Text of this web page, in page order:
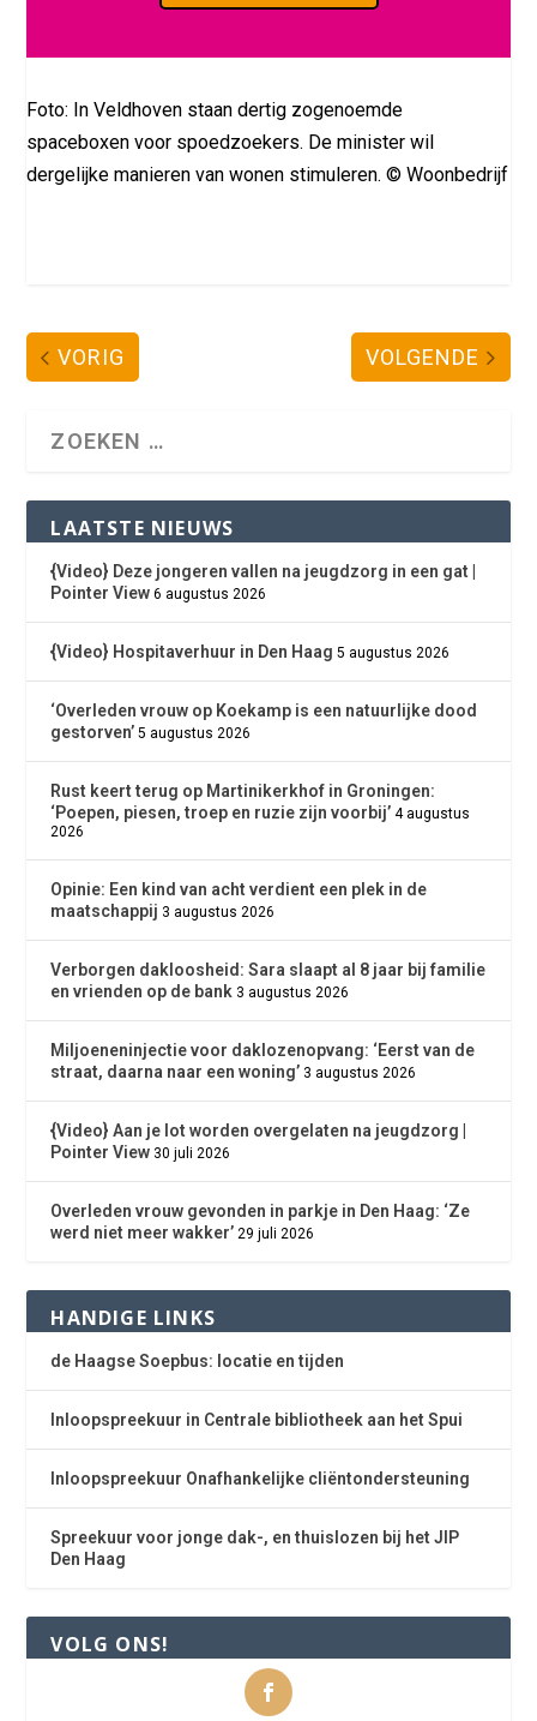
Foto: In Veldhoven staan dertig zogenoemde
spaceboxen voor spoedzoekers. De minister wil
dergelijke manieren van wonen stimuleren. © Woonbedrijf
VORIG VOLGENDE
LAATSTE NIEUWS
{Video} Deze jongeren vallen na jeugdzorg in een gat |
Pointer View 6 augustus 2026
{Video} Hospitaverhuur in Den Haag 5 augustus 2026
‘Overleden vrouw op Koekamp is een natuurlijke dood
gestorven’ 5 augustus 2026
Rust keert terug op Martinikerkhof in Groningen:
‘Poepen, piesen, troep en ruzie zijn voorbij’ 4 augustus
2026
Opinie: Een kind van acht verdient een plek in de
maatschappij 3 augustus 2026
Verborgen dakloosheid: Sara slaapt al 8 jaar bij familie
en vrienden op de bank 3 augustus 2026
Miljoeneninjectie voor daklozenopvang: ‘Eerst van de
straat, daarna naar een woning’ 3 augustus 2026
{Video} Aan je lot worden overgelaten na jeugdzorg |
Pointer View 30 juli 2026
Overleden vrouw gevonden in parkje in Den Haag: ‘Ze
werd niet meer wakker’ 29 juli 2026
HANDIGE LINKS
de Haagse Soepbus: locatie en tijden
Inloopspreekuur in Centrale bibliotheek aan het Spui
Inloopspreekuur Onafhankelijke cliëntondersteuning
Spreekuur voor jonge dak-, en thuislozen bij het JIP
Den Haag
VOLG ONS!